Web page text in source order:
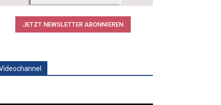
JETZT NEWSLETTER ABONNIEREN